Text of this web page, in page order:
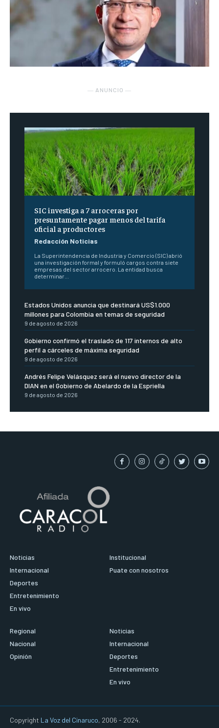
― ANUNCIO ―
SIC investiga a 7 arroceras por
presuntamente pagar menos del tarifa
oficial a productores
Redacción Noticias
La Superintendencia de Industria y Comercio (SIC) abrió
una investigación formal y formuló cargos contra siete
empresas del sector arrocero. La entidad busca
determinar...
Estados Unidos anuncia que destinará US$1.000
millones para Colombia en temas de seguridad
9 de agosto de 2026
Gobierno confirmó el traslado de 117 internos de alto
perfil a cárceles de máxima seguridad
9 de agosto de 2026
Andrés Felipe Velásquez será el nuevo director de la
DIAN en el Gobierno de Abelardo de la Espriella
9 de agosto de 2026
Noticias
Internacional
Deportes
Entretenimiento
En vivo
Institucional
Puate con nosotros
Regional
Nacional
Opinión
Noticias
Internacional
Deportes
Entretenimiento
En vivo
Copyright La Voz del Cinaruco, 2006 - 2024.